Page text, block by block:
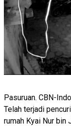
Pasuruan. CBN-
Telah terjadi
rumah Kyai Nur bin